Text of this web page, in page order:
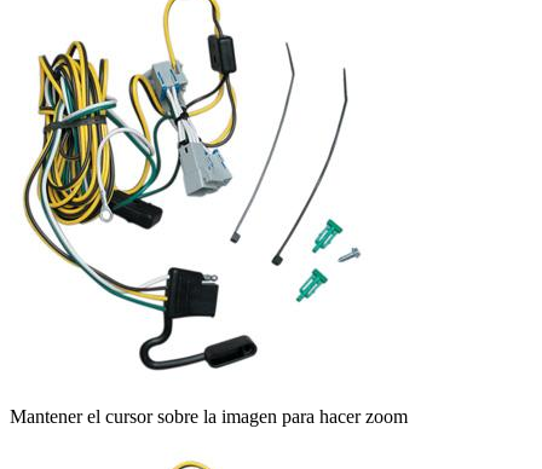
Mantener el cursor sobre la imagen para hacer zoom